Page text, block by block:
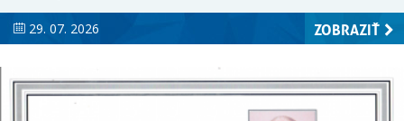
29. 07. 2026 ZOBRAZIŤ
Kalendár / Calendar
Dokumenty / Documents